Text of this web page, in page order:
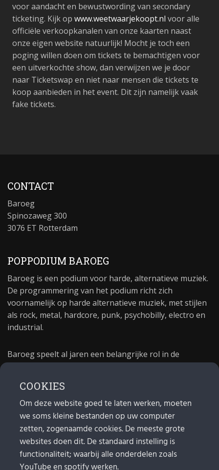
voor aandacht en bewustwording van secondary
ticketing. Kijk op www.weetwaarjekoopt.nl voor alle
officiële verkoopkanalen van onze kaarten naast
onze eigen website natuurlijk! Mocht je toch een
poging willen doen om tickets te bemachtigen voor
een uitverkochte show, dan verwijzen we je door
naar Ticketswap en niet naar mensen die tickets te
koop aanbieden in het event. Dit zijn namelijk vaak
fake tickets.
CONTACT
Baroeg
Spinozaweg 300
3076 ET Rotterdam
POPPODIUM BAROEG
Baroeg is een podium voor harde, alternatieve muziek.
De programmering van het podium richt zich
voornamelijk op harde alternatieve muziek, met stijlen
als rock, metal, hardcore, punk, psychobilly, electro en
industrial.
Baroeg speelt al jaren een belangrijke rol in de
culturele sector van Rotterdam. In 1981 begon Baroeg
poppodium 40 jaar.
MAIL
Algemeen: info@baroeg.nl
Bands & boeking: leon@baroeg.nl
Promotie & publiciteit: francis@baroeg.nl
COOKIES
Om deze website goed te laten werken, moeten
we soms kleine bestanden op uw computer
zetten, zogenaamde cookies. De meeste grote
websites doen dit. De standaard instelling is
functionaliteit; waarbij alle onderdelen zoals
YouTube en spotify werken.